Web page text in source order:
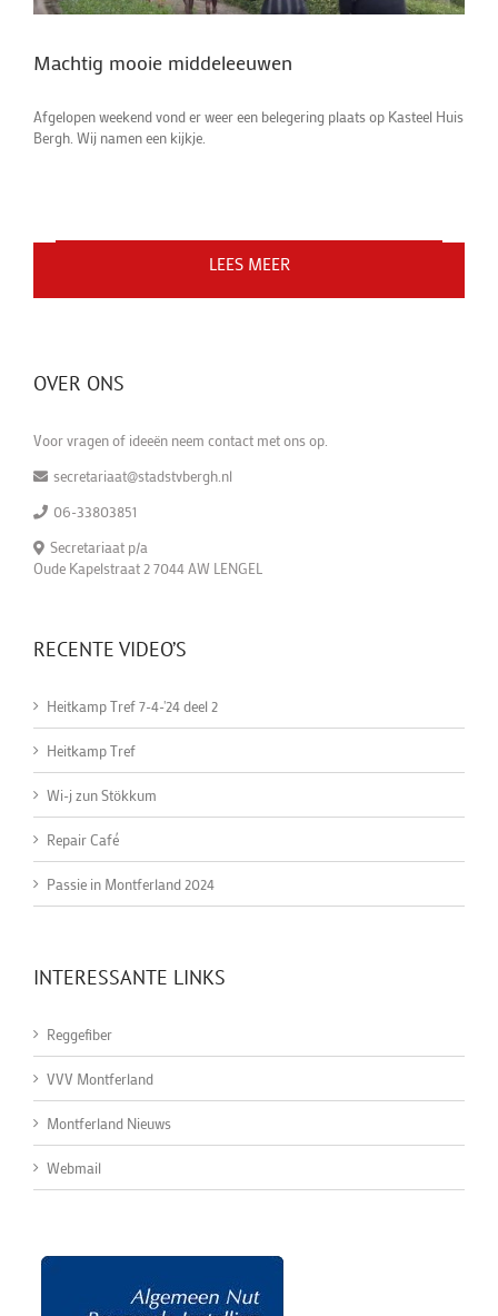
LEES MEER
LEES MEER
LEES MEER
LEES MEER
LEES MEER
LEES MEER
LEES MEER
Machtig mooie middeleeuwen
Afgelopen weekend vond er weer een belegering plaats op Kasteel Huis
Bergh. Wij namen een kijkje.
LAAD MEER BERICHTEN
OVER ONS
Voor vragen of ideeën neem contact met ons op.
secretariaat@stadstvbergh.nl
06-33803851
Secretariaat p/a
Oude Kapelstraat 2 7044 AW LENGEL
RECENTE VIDEO’S
Heitkamp Tref 7-4-'24 deel 2
Heitkamp Tref
Wi-j zun Stökkum
Repair Café
Passie in Montferland 2024
INTERESSANTE LINKS
Reggefiber
VVV Montferland
Montferland Nieuws
Webmail